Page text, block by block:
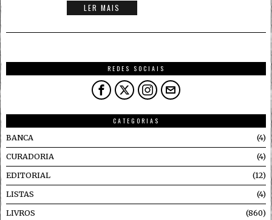
LER MAIS
REDES SOCIAIS
CATEGORIAS
BANCA
4
CURADORIA 4
EDITORIAL 12
LISTAS 4
LIVROS 860